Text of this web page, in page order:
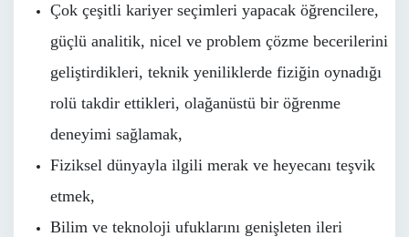
Çok çeşitli kariyer seçimleri yapacak öğrencilere,
güçlü analitik, nicel ve problem çözme becerilerini
geliştirdikleri, teknik yeniliklerde fiziğin oynadığı
rolü takdir ettikleri, olağanüstü bir öğrenme
deneyimi sağlamak,
Fiziksel dünyayla ilgili merak ve heyecanı teşvik
etmek,
Bilim ve teknoloji ufuklarını genişleten ileri